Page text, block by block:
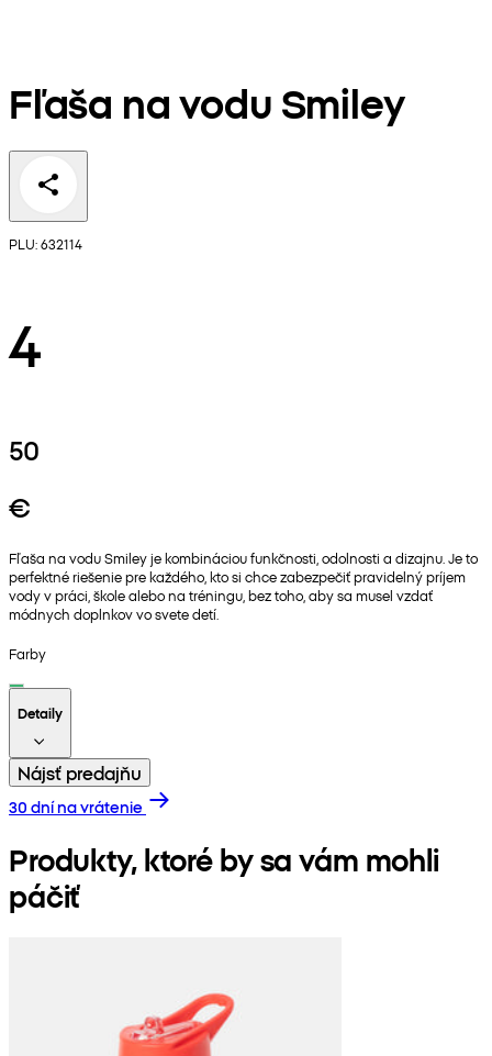
Fľaša na vodu Smiley
PLU: 632114
4
50
€
Fľaša na vodu Smiley je kombináciou funkčnosti, odolnosti a dizajnu. Je to
perfektné riešenie pre každého, kto si chce zabezpečiť pravidelný príjem
vody v práci, škole alebo na tréningu, bez toho, aby sa musel vzdať
módnych doplnkov vo svete detí.
Farby
Detaily
Nájsť predajňu
30 dní na vrátenie
Produkty, ktoré by sa vám mohli
páčiť